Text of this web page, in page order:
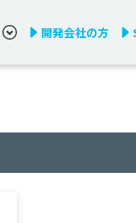
開発会社の方